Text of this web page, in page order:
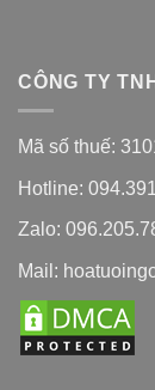
CÔNG TY
Mã số thuế:
Hotline:
Zalo:
Mail: